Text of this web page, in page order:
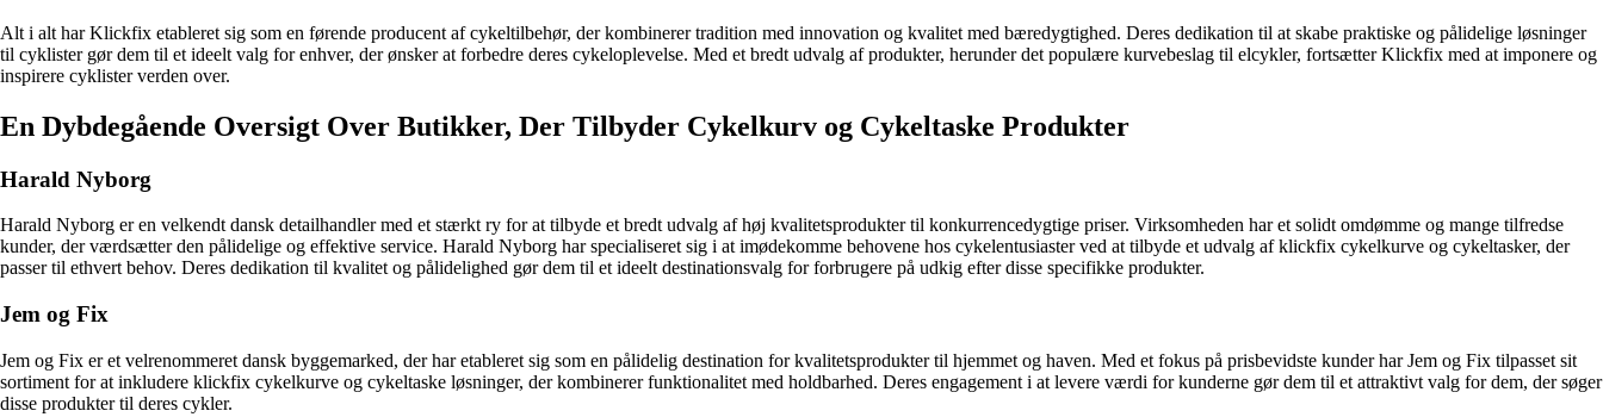
Alt i alt har Klickfix etableret sig som en førende producent af cykeltilbehør, der kombinerer tradition med innovation og kvalitet med bæredygtighed. Deres dedikation til at skabe praktiske og pålidelige løsninger
til cyklister gør dem til et ideelt valg for enhver, der ønsker at forbedre deres cykeloplevelse. Med et bredt udvalg af produkter, herunder det populære kurvebeslag til elcykler, fortsætter Klickfix med at imponere og
inspirere cyklister verden over.
En Dybdegående Oversigt Over Butikker, Der Tilbyder Cykelkurv og Cykeltaske Produkter
Harald Nyborg
Harald Nyborg er en velkendt dansk detailhandler med et stærkt ry for at tilbyde et bredt udvalg af høj kvalitetsprodukter til konkurrencedygtige priser. Virksomheden har et solidt omdømme og mange tilfredse
kunder, der værdsætter den pålidelige og effektive service. Harald Nyborg har specialiseret sig i at imødekomme behovene hos cykelentusiaster ved at tilbyde et udvalg af klickfix cykelkurve og cykeltasker, der
passer til ethvert behov. Deres dedikation til kvalitet og pålidelighed gør dem til et ideelt destinationsvalg for forbrugere på udkig efter disse specifikke produkter.
Jem og Fix
Jem og Fix er et velrenommeret dansk byggemarked, der har etableret sig som en pålidelig destination for kvalitetsprodukter til hjemmet og haven. Med et fokus på prisbevidste kunder har Jem og Fix tilpasset sit
sortiment for at inkludere klickfix cykelkurve og cykeltaske løsninger, der kombinerer funktionalitet med holdbarhed. Deres engagement i at levere værdi for kunderne gør dem til et attraktivt valg for dem, der søger
disse produkter til deres cykler.